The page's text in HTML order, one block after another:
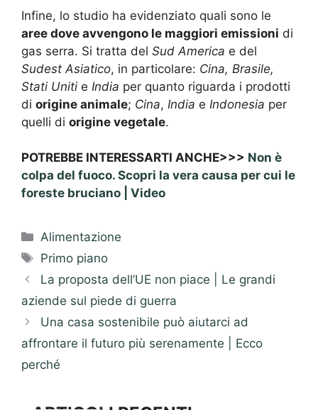
Infine, lo studio ha evidenziato quali sono le
aree dove avvengono le maggiori emissioni di
gas serra. Si tratta del Sud America e del
Sudest Asiatico, in particolare: Cina, Brasile,
Stati Uniti e India per quanto riguarda i prodotti
di origine animale; Cina, India e Indonesia per
quelli di origine vegetale.
POTREBBE INTERESSARTI ANCHE>>> Non è
colpa del fuoco. Scopri la vera causa per cui le
foreste bruciano | Video
Categorie
Alimentazione
Tag
Primo piano
La proposta dell’UE non piace | Le grandi
aziende sul piede di guerra
Una casa sostenibile può aiutarci ad
affrontare il futuro più serenamente | Ecco
perché